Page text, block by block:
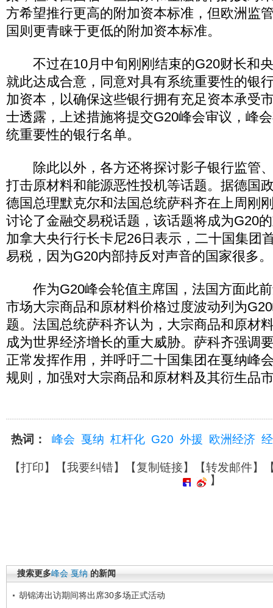
方希望推行更高的附加资本标准，但欧洲监
国则更青睐于更低的附加资本标准。
不过在10月中旬刚刚结束的G20财长和
就此达成合意，同意对具有系统重要性的银
加资本，以确保这些银行拥有充足资本承受
士透露，上述措施将提交G20峰会审议，峰
统重要性的银行名单。
除此以外，各方还将探讨影子银行监管
打击原材料和能源恶性投机等话题。据德国
德国总理默克尔和法国总统萨科齐在上周刚
讨论了金融交易税话题，该话题将成为G20
加拿大央行行长卡尼26日表示，二十国集团
易税，因为G20内部持反对声音的国家很多。
作为G20峰会轮值主席国，法国方面此前
市场大宗商品和原材料价格过度波动列为
题。法国总统萨科齐认为，大宗商品和原材
成为世界经济增长的重大威胁。萨科齐强调
正常发挥作用，并呼吁二十国集团在戛纳峰
规则，加强对大宗商品和原材料及其衍生品
热词： 峰会 戛纳 杠杆化 G20 外援 欧洲经济
【打印】【我要纠错】【复制链接】【转发邮件】
】
搜索更多峰会 戛纳 的新闻
胡锦涛出访期间将出席30多场正式活动